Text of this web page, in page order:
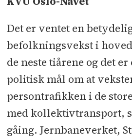
Det er ventet en
befolkningsvekst i
de neste tiårene og det
politisk mål om at
persontrafikken i de
med kollektivtransport,
gåing. Jernbaneverket,